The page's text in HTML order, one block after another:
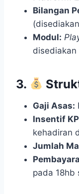
Bilangan
Modul:
disediakan
3.
Gaji Asas:
Insentif
kehadiran
Jumlah
pada 18hb